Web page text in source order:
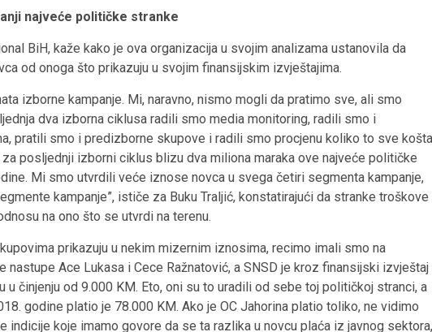
najveće političke stranke
BiH, kaže kako je ova organizacija u svojim analizama ustanovila da
od onoga što prikazuju u svojim finansijskim izvještajima.
izborne kampanje. Mi, naravno, nismo mogli da pratimo sve, ali smo
dva izborna ciklusa radili smo media monitoring, radili smo i
pratili smo i predizborne skupove i radili smo procjenu koliko to sve
posljednji izborni ciklus blizu dva miliona maraka ove najveće političke
Mi smo utvrdili veće iznose novca u svega četiri segmenta kampanje,
kampanje”, ističe za Buku Traljić, konstatirajući da stranke troškove
na ono što se utvrdi na terenu.
prikazuju u nekim mizernim iznosima, recimo imali smo na
Ace Lukasa i Cece Ražnatović, a SNSD je kroz finansijski izvještaj
u činjenju od 9.000 KM. Eto, oni su to uradili od sebe toj političkoj stranci, a
godine platio je 78.000 KM. Ako je OC Jahorina platio toliko, ne vidimo
indicije koje imamo govore da se ta razlika u novcu plaća iz javnog sektora,